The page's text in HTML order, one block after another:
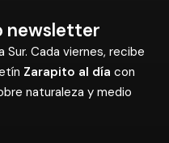
newsletter
Cada viernes, recibe
Zarapito al día con
naturaleza y medio